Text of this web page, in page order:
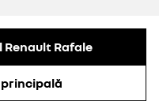
Rafale